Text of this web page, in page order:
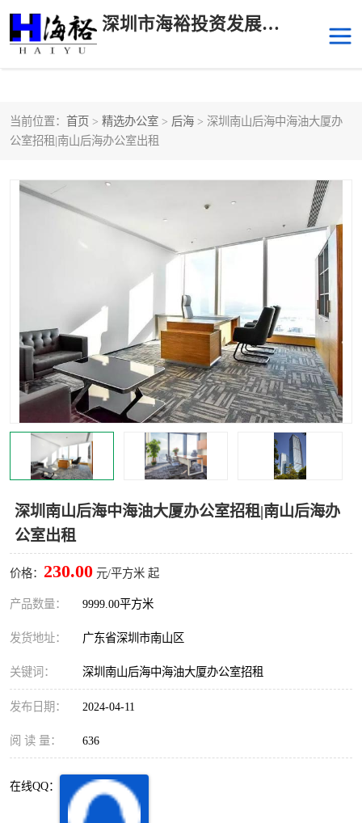
深圳市海裕投资发展有限公司
当前位置： 首页 > 精选办公室 > 后海 > 深圳南山后海中海油大厦办
公室招租|南山后海办公室出租
深圳南山后海中海油大厦办公室招租|南山后海办
公室出租
价格： 230.00 元/平方米 起
产品数量： 9999.00平方米
发货地址： 广东省深圳市南山区
关键词： 深圳南山后海中海油大厦办公室招租
发布日期： 2024-04-11
阅 读 量： 636
在线QQ：
后海
科技园中区 南山华侨城
深圳湾科技生态园
宝安中心区
福田车公庙
罗湖水贝 南山南油
龙华 罗湖区
西乡
兴东 石岩
南山后海
车公庙
南头 高新园
深圳超级总部基地